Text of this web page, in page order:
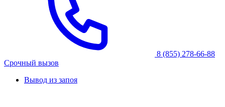
8 (855) 278-66-88
Срочный вызов
Вывод из запоя